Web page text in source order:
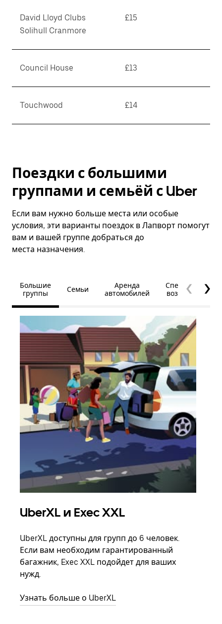
David Lloyd Clubs
Solihull Cranmore
£15
Council House £13
Touchwood £14
Поездки с большими
группами и семьёй с Uber
Если вам нужно больше места или особые
условия, эти варианты поездок в Лапворт помогут
вам и вашей группе добраться до
места назначения.
Большие
группы
Семьи
Аренда
автомобилей
Специальные
возможности
UberXL и Exec XXL
UberXL доступны для групп до 6 человек.
Если вам необходим гарантированный
багажник, Exec XXL подойдет для ваших
нужд.
Узнать больше о UberXL